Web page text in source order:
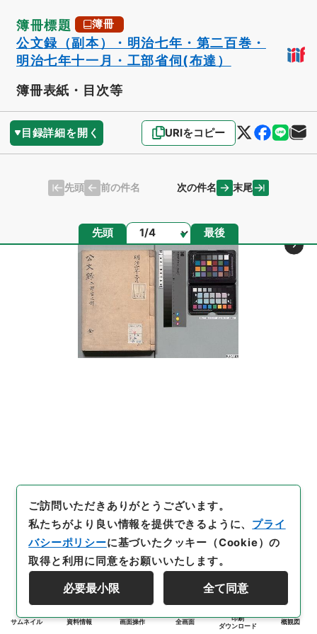
簿冊標題 簿冊
公文録（副本）・明治七年・第二百巻・
明治七年十一月・工部省伺(布達）
簿冊表紙・目次等
目録詳細を開く URIをコピー
先頭 前の件名 次の件名 末尾
先頭 ページ 最後
サムネイル 資料情報 画面操作 全画面
印刷
ダウンロード
概観図
ご訪問いただきありがとうございます。
私たちがより良い情報を提供できるように、 プライ
バシーポリシーに基づいたクッキー（Cookie）の
取得と利用に同意をお願いいたします。
必要最小限 全て同意